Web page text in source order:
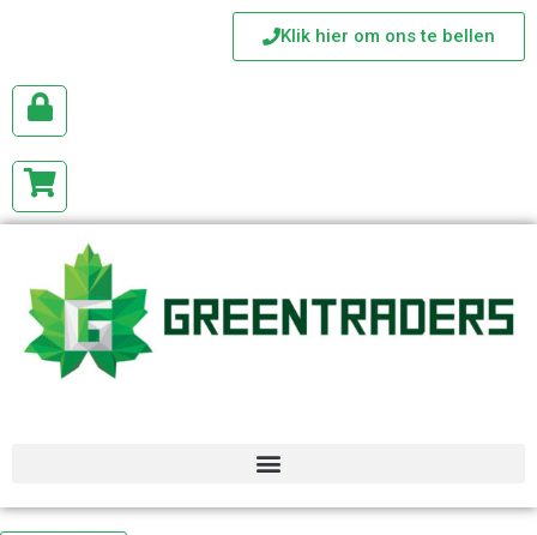
Klik hier om ons te bellen